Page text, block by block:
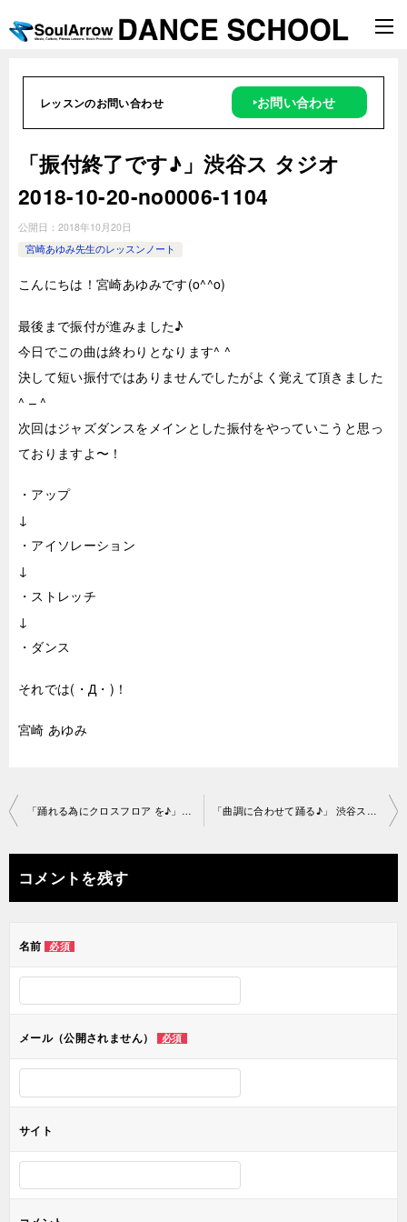
レッスンのお問い合わせ ‣お問い合わせ
「振付終了です♪」渋谷ス タジオ
2018-10-20-no0006-1104
公開日： 2018年10月20日
宮崎あゆみ先生のレッスンノート
こんにちは！宮崎あゆみです(o^^o)
最後まで振付が進みました♪
今日でこの曲は終わりとなります^ ^
決して短い振付ではありませんでしたがよく覚えて頂きました
^ – ^
次回はジャズダンスをメインとした振付をやっていこうと思っ
ておりますよ〜！
・アップ
↓
・アイソレーション
↓
・ストレッチ
↓
・ダンス
それでは(・Д・)！
宮崎 あゆみ
投
ナ
ビ
ー
ン
コメントを残す
名前 必須
メール（公開されません） 必須
サイト